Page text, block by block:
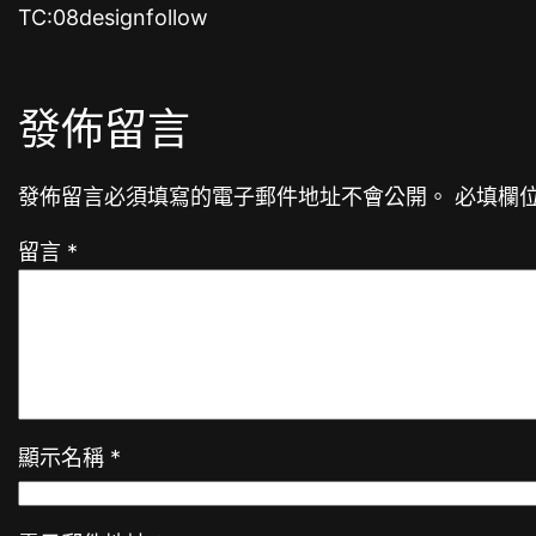
TC:08designfollow
發佈留言
發佈留言必須填寫的電子郵件地址不會公開。 必填欄
留言 *
顯示名稱 *